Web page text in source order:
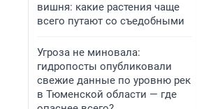
вишня: какие растения чаще
всего путают со съедобными
Угроза не миновала:
гидропосты опубликовали
свежие данные по уровню рек
в Тюменской области — где